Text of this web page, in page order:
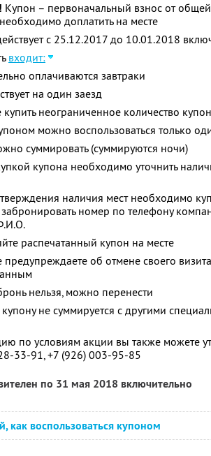
Купон – первоначальный взнос от
доплатить на месте
с 25.12.2017 до 10.01.2018
входит:
оплачиваются завтраки
на один заезд
неограниченное количество
можно воспользоваться только
суммировать (суммируются ночи)
купона необходимо уточнить
наличия мест необходимо
номер по телефону
распечатанный купон на месте
об отмене своего
нельзя, можно перенести
не суммируется с другими
по условиям акции вы также можете
33-91, +7 (926) 003-95-85
по 31 мая 2018 включительно
как воспользоваться купоном